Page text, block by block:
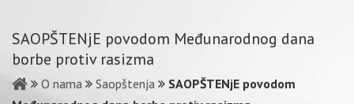
SAOPŠTENjE povodom Međunarodnog dana
borbe protiv rasizma
O nama Saopštenja
SAOPŠTENjE povodom